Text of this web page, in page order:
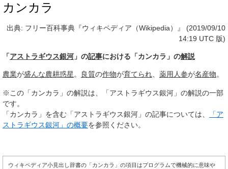
カンカラ
出典: フリー百科事典『ウィキペディア（Wikipedia）』 (2019/09/10
14:19 UTC 版)
「アストラギウス銀河 」の記事における「カンカラ」の解説
農業が盛んな農耕惑星。 良質の作物が育てられ 薬用人参が名産物。
※この「カンカラ」の解説は、「アストラギウス銀河」の解説の一部
です。
「カンカラ」を含む「アストラギウス銀河」の記事については、
「ア
ストラギウス銀河」の概要を参照ください。
ウィキペディア小見出し辞書の「カンカラ」の項目はプログラムで機械的に意味や